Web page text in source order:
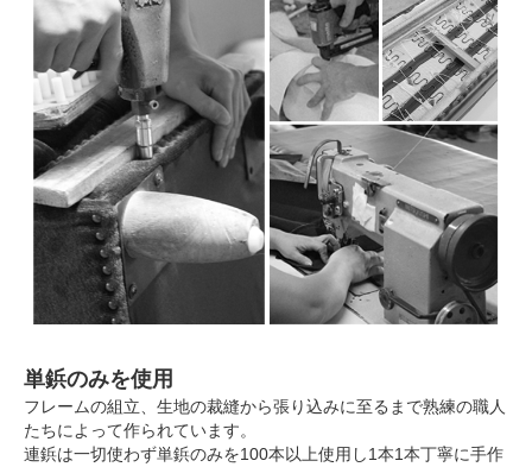
単鋲のみを使用
フレームの組立、生地の裁縫から張り込みに至るまで熟練の職人
たちによって作られています。
連鋲は一切使わず単鋲のみを100本以上使用し1本1本丁寧に手作